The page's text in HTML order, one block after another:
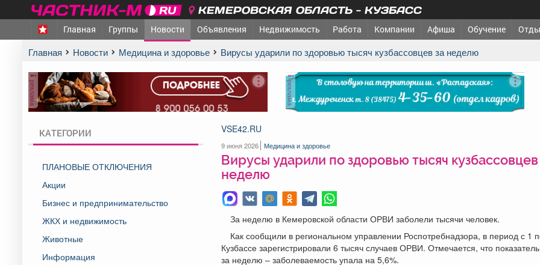
КЕМЕРОВСКАЯ ОБЛАСТЬ - КУЗБАСС
Главная Группы Новости Объявления Недвижимость Работа Компании Афиша Обучение
Главная Новости Медицина и здоровье Вирусы ударили по здоровью тысяч кузбассовцев за неделю
реклама реклама
КАТЕГОРИИ
ПЛАНОВЫЕ ОТКЛЮЧЕНИЯ
Акции
Бизнес и предпринимательство
ЖКХ и недвижимость
Животные
Информация
VSE42.RU
9 июня 2026 Медицина и здоровье
Вирусы ударили по здоровью тысяч кузбассовцев
неделю
За неделю в Кемеровской области ОРВИ заболели тысячи человек.
Как сообщили в региональном управлении Роспотребнадзора, в период с 1
Кузбассе зарегистрировали 6 тысяч случаев ОРВИ. Отмечается, что
за неделю – заболеваемость упала на 5,6%.